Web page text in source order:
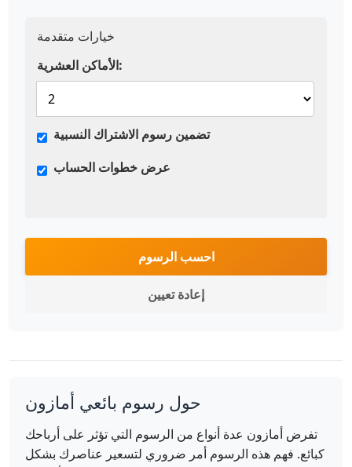
خيارات متقدمة
الأماكن العشرية:
تضمين رسوم الاشتراك النسبية
عرض خطوات الحساب
احسب الرسوم
إعادة تعيين
حول رسوم بائعي أمازون
تفرض أمازون عدة أنواع من الرسوم التي تؤثر على أرباحك
كبائع. فهم هذه الرسوم أمر ضروري لتسعير عناصرك بشكل